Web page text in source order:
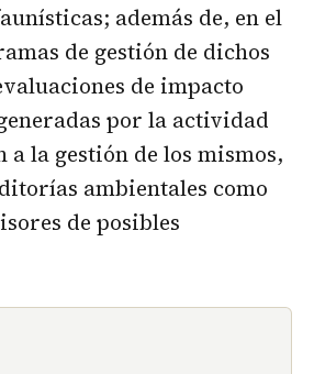
además de, en el
de gestión de dichos
de impacto
por la actividad
a la gestión de los mismos,
ambientales como
de posibles